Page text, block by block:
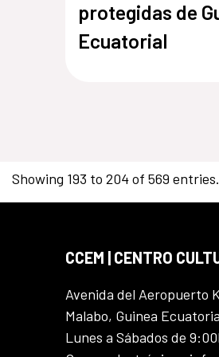
protegidas de
Ecuatorial
Showing 193 to 204 of 569 entries.
CCEM | CENTRO
Avenida del Aeropuerto
Malabo, Guinea
Lunes a Sábados de